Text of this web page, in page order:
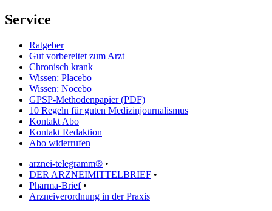
Service
Ratgeber
Gut vorbereitet zum Arzt
Chronisch krank
Wissen: Placebo
Wissen: Nocebo
GPSP-Methodenpapier (PDF)
10 Regeln für guten Medizinjournalismus
Kontakt Abo
Kontakt Redaktion
Abo widerrufen
arznei-telegramm® •
DER ARZNEIMITTELBRIEF •
Pharma-Brief•
Arzneiverordnung in der Praxis